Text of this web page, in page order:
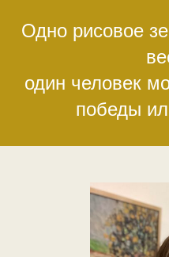
Одно рисовое
один человек
победы